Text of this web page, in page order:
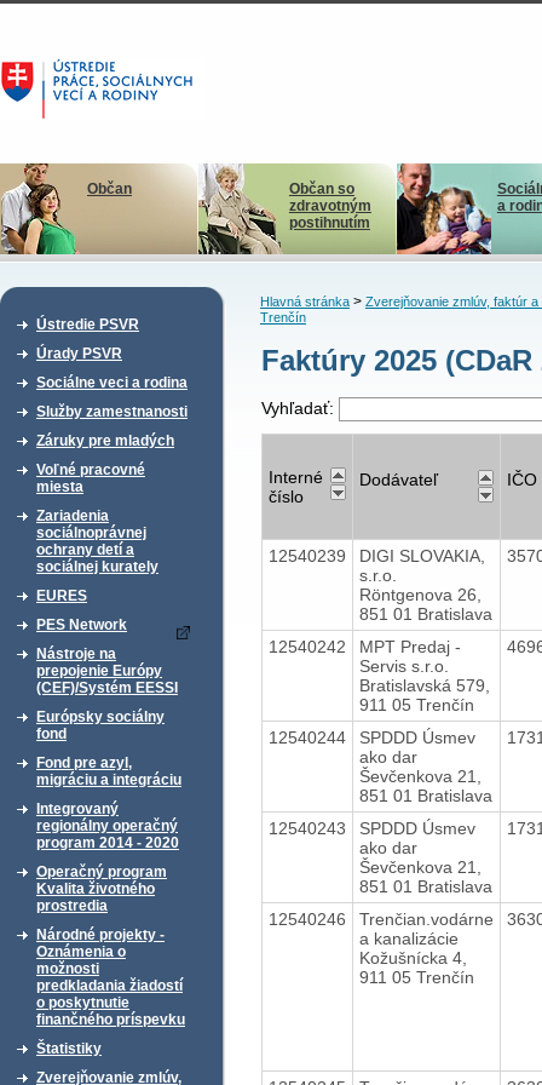
Občan
Občan so
zdravotným
postihnutím
a
Ústredie PSVR
Úrady PSVR
Sociálne veci a rodina
Služby zamestnanosti
Záruky pre mladých
Voľné pracovné
miesta
Zariadenia
sociálnoprávnej
ochrany detí a
sociálnej kurately
EURES
PES Network
Nástroje na
prepojenie Európy
(CEF)/Systém EESSI
Európsky sociálny
fond
Fond pre azyl,
migráciu a integráciu
Integrovaný
regionálny operačný
program 2014 - 2020
Operačný program
Kvalita životného
prostredia
Národné projekty -
Oznámenia o
možnosti
predkladania žiadostí
o poskytnutie
finančného príspevku
Štatistiky
Zverejňovanie zmlúv,
Hlavná stránka> Zverejňovanie zmlúv, faktúr a
Trenčín
Faktúry 2025
Vyhľadať:
Interné
číslo
Dodávateľ IČO
12540239
DIGI SLOVAKIA,
s.r.o.
Röntgenova 26,
851 01 Bratislava
12540242
MPT Predaj -
Servis s.r.o.
Bratislavská 579,
911 05 Trenčín
12540244
SPDDD Úsmev
ako dar
Ševčenkova 21,
851 01 Bratislava
12540243
SPDDD Úsmev
ako dar
Ševčenkova 21,
851 01 Bratislava
12540246
Trenčian.vodárne
a kanalizácie
Kožušnícka 4,
911 05 Trenčín